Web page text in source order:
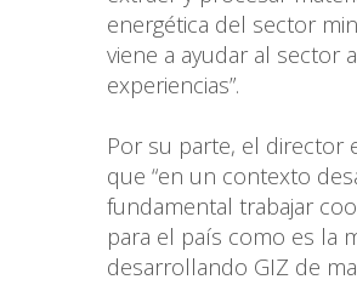
energética del sector
viene a ayudar al sector
experiencias”.
Por su parte, el director
que “en un contexto
fundamental trabajar
para el país como es la
desarrollando GIZ de